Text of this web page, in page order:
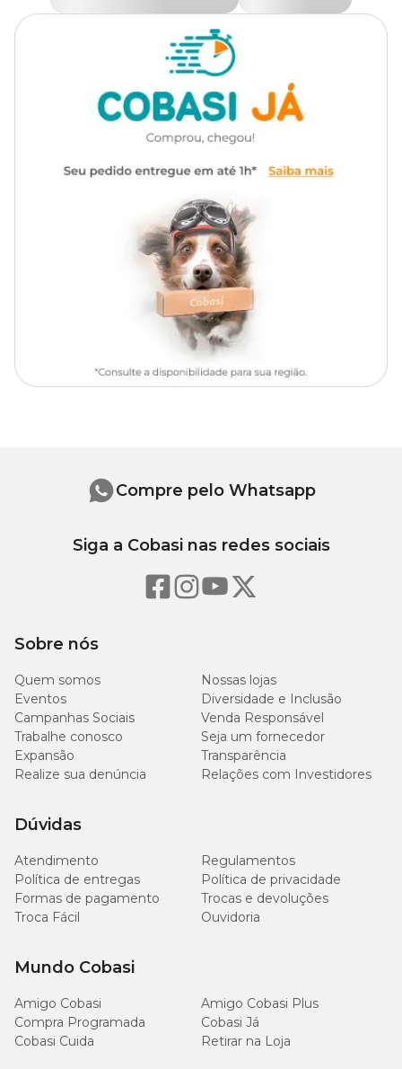
Sem transgênico
Bilisko
Unissex
Farinha de vísceras de aves, farinha de trigo, farinha trigo integral,
óleo de vísceras de aves, farelo de trigo, hidrolisado de fígado de
frango, açúcar, hexametafosfato de sódio, bicarbonato de sódio,
propionato de cálcio, aditivo antioxidante, vitamina A, D3, E, K3,
colina, biotina, sulfato de ferro, sulfato de cobre, sulfato de
Proteína Bruta (mín.) 120g/kg
80g/kg
Fósforo (mín.) 1.200mg/kg
35g/kg
Recomendação diária
Peso (Porte) Quantidade
Miniatura (até 5 kg)
Pequeno (5 kg à 10 Kg) 2 unidades
Médio (10 kg à 20 kg)
Grande (acima 20 kg)
Sobre nós
Quem somos
Nossas lojas
Eventos
Diversidade e Inclusão
Campanhas Sociais
Venda Responsável
Trabalhe conosco
Seja um fornecedor
Expansão
Transparência
Realize sua denúncia
Relações com Investidores
Dúvidas
Atendimento
Regulamentos
Política de entregas
Política de privacidade
Formas de pagamento
Trocas e devoluções
Troca Fácil
Ouvidoria
Mundo Cobasi
Amigo Cobasi
Amigo Cobasi Plus
Compra Programada
Cobasi Já
Cobasi Cuida
Retirar na Loja
Compre pelo Whatsapp
Siga a Cobasi nas redes sociais